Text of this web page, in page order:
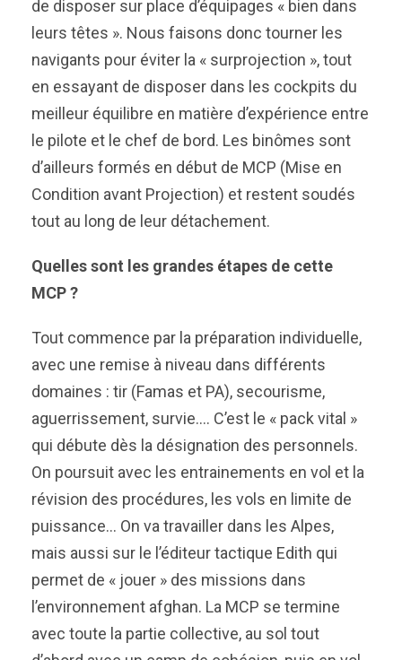
de disposer sur place d’équipages « bien dans
leurs têtes ». Nous faisons donc tourner les
navigants pour éviter la « surprojection », tout
en essayant de disposer dans les cockpits du
meilleur équilibre en matière d’expérience entre
le pilote et le chef de bord. Les binômes sont
d’ailleurs formés en début de MCP (Mise en
Condition avant Projection) et restent soudés
tout au long de leur détachement.
Quelles sont les grandes étapes de cette
MCP ?
Tout commence par la préparation individuelle,
avec une remise à niveau dans différents
domaines : tir (Famas et PA), secourisme,
aguerrissement, survie…. C’est le « pack vital »
qui débute dès la désignation des personnels.
On poursuit avec les entrainements en vol et la
révision des procédures, les vols en limite de
puissance… On va travailler dans les Alpes,
mais aussi sur le l’éditeur tactique Edith qui
permet de « jouer » des missions dans
l’environnement afghan. La MCP se termine
avec toute la partie collective, au sol tout